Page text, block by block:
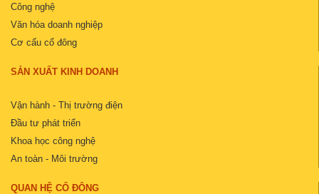
Công nghệ
Văn hóa doanh nghiệp
Cơ cấu cổ đông
SẢN XUẤT KINH DOANH
Vận hành - Thị trường điện
Đầu tư phát triển
Khoa học công nghệ
An toàn - Môi trường
QUAN HỆ CỔ ĐÔNG